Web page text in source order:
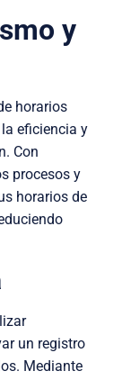
y
horarios
eficiencia y
Con
procesos y
horarios de
un registro
Mediante